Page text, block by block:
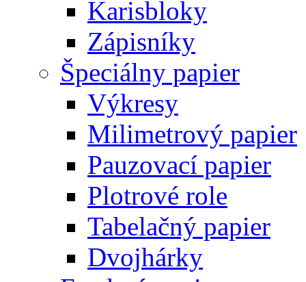
Karisbloky
Zápisníky
Špeciálny papier
Výkresy
Milimetrový papier
Pauzovací papier
Plotrové role
Tabelačný papier
Dvojhárky